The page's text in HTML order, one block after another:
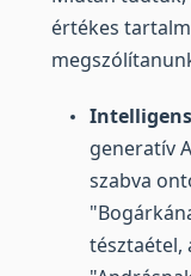
értékes
generatív
szabva
tésztaétel,